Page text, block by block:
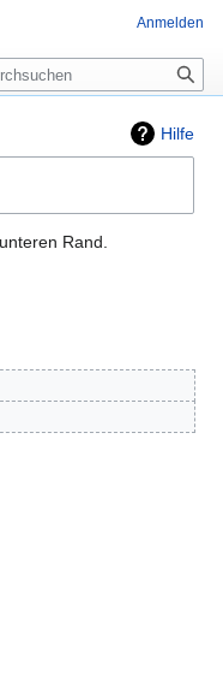
Hilfe
Rand.
Anmelden